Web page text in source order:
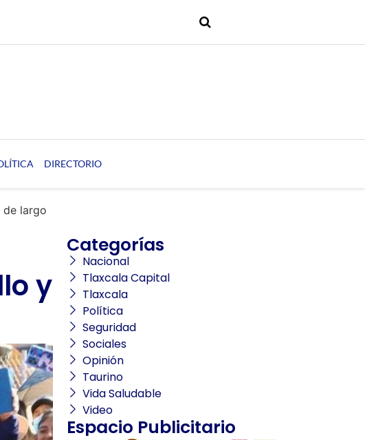
DIRECTORIO
de largo
y
Categorías
Nacional
Tlaxcala Capital
Tlaxcala
Política
Seguridad
Sociales
Opinión
Taurino
Vida Saludable
Video
Espacio Publicitario